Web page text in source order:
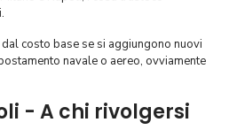
costo base se si aggiungono nuovi
navale o aereo, ovviamente
- A chi rivolgersi